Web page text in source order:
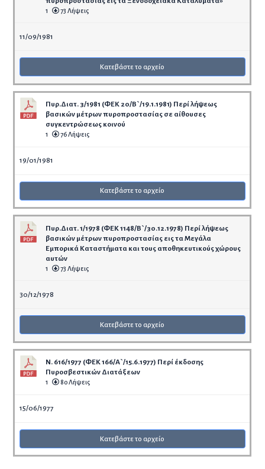
1 73 Λήψεις
11/09/1981
Κατεβάστε το αρχείο
Πυρ.Διατ. 3/1981 (ΦΕΚ 20/Β`/19.1.1981) Περί λήψεως
βασικών μέτρων πυροπροστασίας σε αίθουσες
συγκεντρώσεως κοινού
1 76 Λήψεις
19/01/1981
Κατεβάστε το αρχείο
Πυρ.Διατ. 1/1978 (ΦΕΚ 1148/Β`/30.12.1978) Περί λήψεως
βασικών μέτρων πυροπροστασίας εις τα Μεγάλα
Εμπορικά Καταστήματα και τους αποθηκευτικούς χώρους
αυτών
1 73 Λήψεις
30/12/1978
Κατεβάστε το αρχείο
Ν. 616/1977 (ΦΕΚ 166/Α`/15.6.1977) Περί έκδοσης
Πυροσβεστικών Διατάξεων
1 80 Λήψεις
15/06/1977
Κατεβάστε το αρχείο